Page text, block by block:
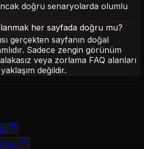
doğru senaryolarda olumlu
her sayfada doğru mu?
gerçekten sayfanın doğal
Sadece zengin görünüm
veya zorlama FAQ alanları
değildir.